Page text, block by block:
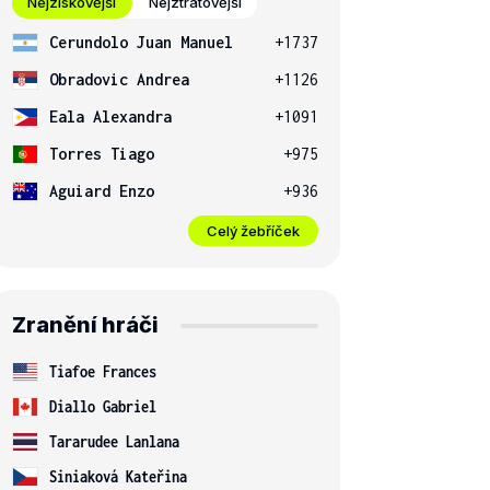
Cerundolo Juan Manuel
+1737
Obradovic Andrea
+1126
Eala Alexandra
+1091
Torres Tiago
+975
Aguiard Enzo
+936
Celý žebříček
Zranění hráči
Tiafoe Frances
Diallo Gabriel
Tararudee Lanlana
Siniaková Kateřina